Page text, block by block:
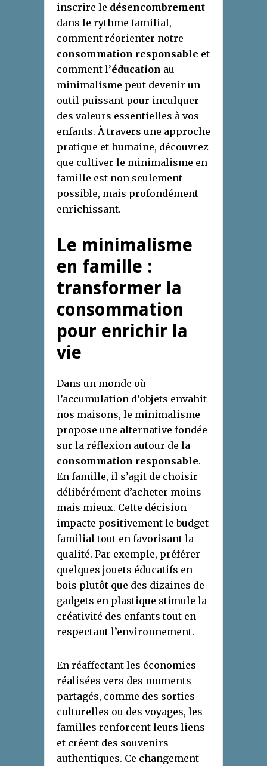
inscrire le désencombrement
dans le rythme familial,
comment réorienter notre
consommation responsable et
comment l’éducation au
minimalisme peut devenir un
outil puissant pour inculquer
des valeurs essentielles à vos
enfants. À travers une approche
pratique et humaine, découvrez
que cultiver le minimalisme en
famille est non seulement
possible, mais profondément
enrichissant.
Le minimalisme
en famille :
transformer la
consommation
pour enrichir la
vie
Dans un monde où
l’accumulation d’objets envahit
nos maisons, le minimalisme
propose une alternative fondée
sur la réflexion autour de la
consommation responsable.
En famille, il s’agit de choisir
délibérément d’acheter moins
mais mieux. Cette décision
impacte positivement le budget
familial tout en favorisant la
qualité. Par exemple, préférer
quelques jouets éducatifs en
bois plutôt que des dizaines de
gadgets en plastique stimule la
créativité des enfants tout en
respectant l’environnement.
En réaffectant les économies
réalisées vers des moments
partagés, comme des sorties
culturelles ou des voyages, les
familles renforcent leurs liens
et créent des souvenirs
authentiques. Ce changement